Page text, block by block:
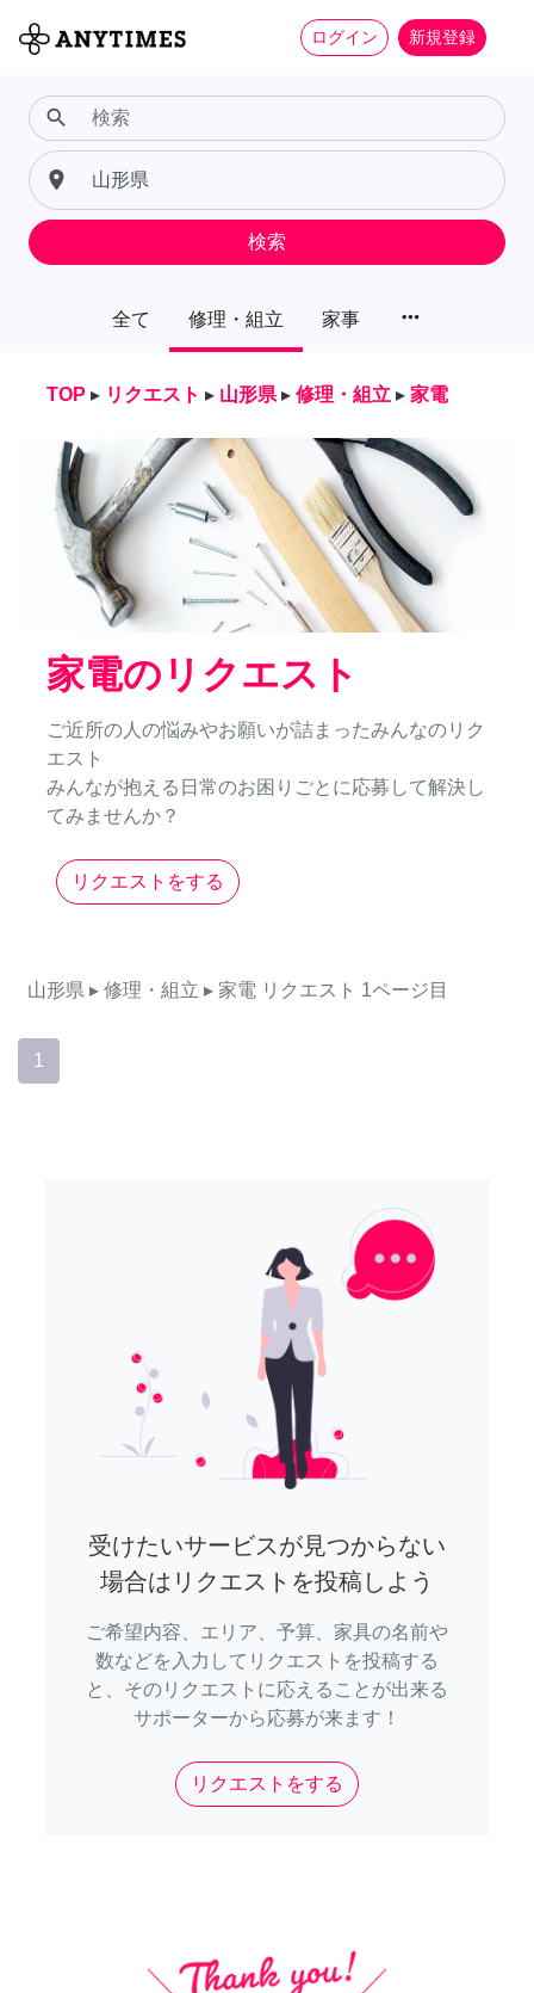
ログイン 新規登録
全て 修理・組立 家事 more_horiz
search
place
検索
TOP ▸ リクエスト ▸ 山形県 ▸ 修理・組立 ▸ 家電
家電のリクエスト
ご近所の人の悩みやお願いが詰まったみんなのリク
エスト
みんなが抱える日常のお困りごとに応募して解決し
てみませんか？
リクエストをする
山形県 ▸ 修理・組立 ▸ 家電 リクエスト 1ページ目
1
受けたいサービスが見つからない
場合はリクエストを投稿しよう
ご希望内容、エリア、予算、家具の名前や
数などを入力してリクエストを投稿する
と、そのリクエストに応えることが出来る
サポーターから応募が来ます！
リクエストをする